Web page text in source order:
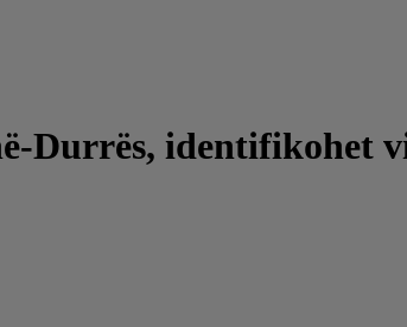
Durrës, identifikohet